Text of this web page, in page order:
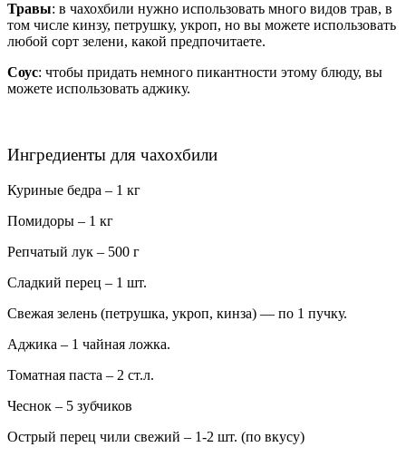
Травы: в чахохбили нужно использовать много видов трав, в
том числе кинзу, петрушку, укроп, но вы можете использовать
любой сорт зелени, какой предпочитаете.
Соус: чтобы придать немного пикантности этому блюду, вы
можете использовать аджику.
Ингредиенты для чахохбили
Куриные бедра – 1 кг
Помидоры – 1 кг
Репчатый лук – 500 г
Сладкий перец – 1 шт.
Свежая зелень (петрушка, укроп, кинза) — по 1 пучку.
Аджика – 1 чайная ложка.
Томатная паста – 2 ст.л.
Чеснок – 5 зубчиков
Острый перец чили свежий – 1-2 шт. (по вкусу)